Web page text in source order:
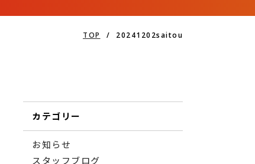
TOP / 20241202saitou
カテゴリー
お知らせ
スタッフブログ